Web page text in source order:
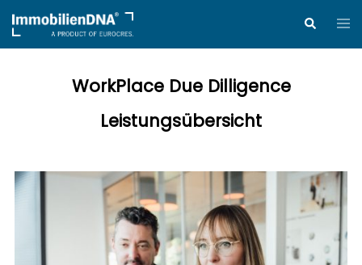
Zum
Inhalt
springen
Suche
WorkPlace Due Dilligence
Leistungsübersicht